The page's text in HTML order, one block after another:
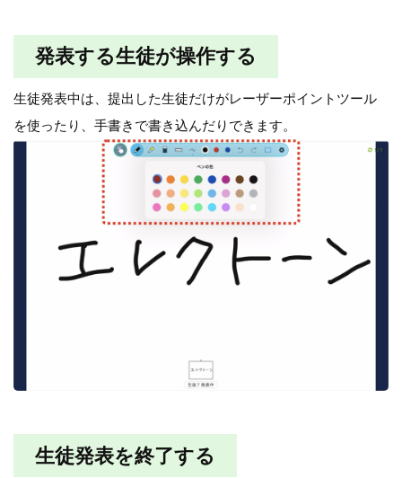
発表する生徒が操作する
生徒発表中は、提出した生徒だけがレーザーポイントツール
を使ったり、手書きで書き込んだりできます。
生徒発表を終了する